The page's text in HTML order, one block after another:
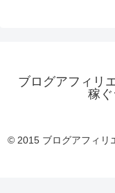
ブログアフィリ
稼
© 2015 ブログアフィリ